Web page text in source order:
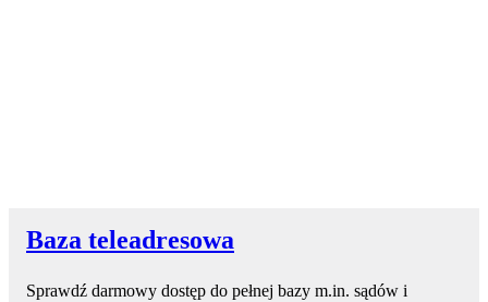
Baza teleadresowa
Sprawdź darmowy dostęp do pełnej bazy m.in. sądów i